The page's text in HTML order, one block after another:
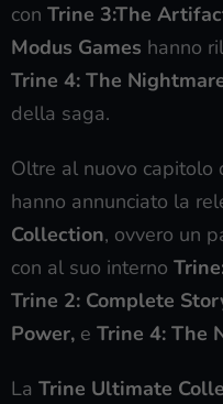
con Trine 3:The
Modus Games hanno
Trine 4: The
della saga.
Oltre al nuovo
hanno annunciato la
Collection, ovvero un
con al suo interno
Trine 2: Complete
Power, e Trine 4: The
La Trine Ultimate